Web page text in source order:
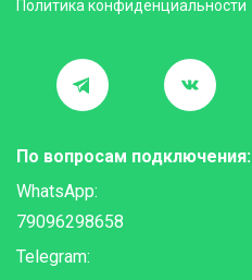
Политика конфиденциальности
По вопросам подключения:
WhatsApp:
79096298658
Telegram: